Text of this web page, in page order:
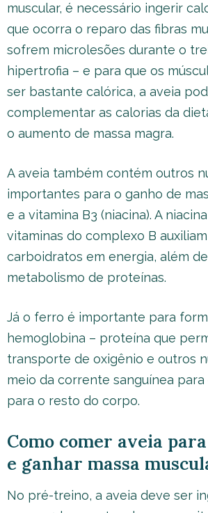
muscular, é necessário ingerir
que ocorra o reparo das fibras
sofrem microlesões durante o
hipertrofia – e para que os
ser bastante calórica, a aveia
complementar as calorias da
o aumento de massa magra.
A aveia também contém outros
importantes para o ganho de
e a vitamina B3 (niacina). A
vitaminas do complexo B
carboidratos em energia, além
metabolismo de proteínas.
Já o ferro é importante para
hemoglobina – proteína que
transporte de oxigênio e outros
meio da corrente sanguínea para
para o resto do corpo.
Como comer aveia
e ganhar massa
No pré-treino, a aveia deve ser